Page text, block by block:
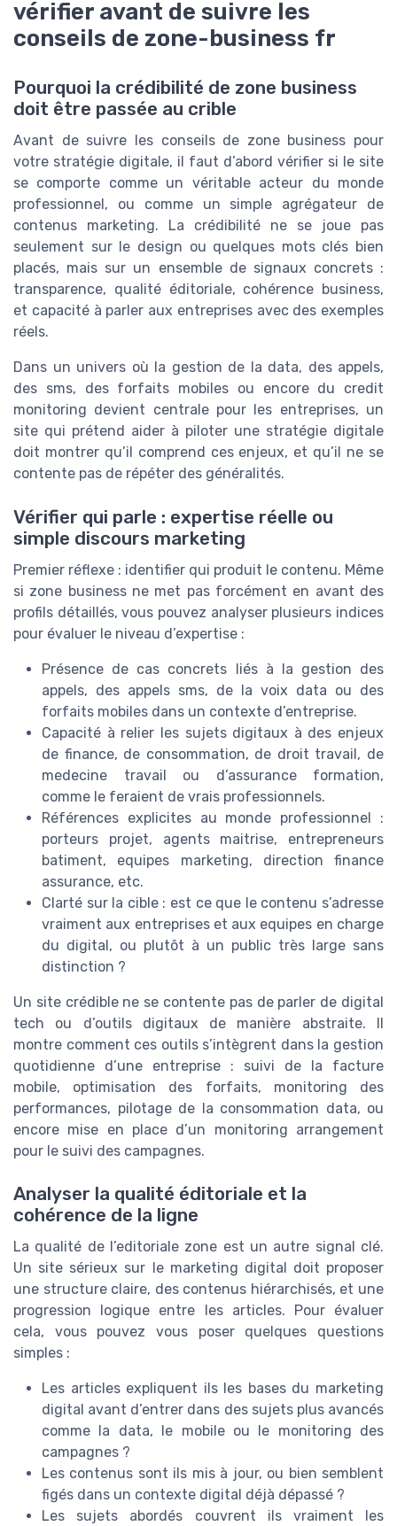
vérifier avant de suivre les
conseils de zone-business fr
Pourquoi la crédibilité de zone business
doit être passée au crible
Avant de suivre les conseils de zone business pour
votre stratégie digitale, il faut d’abord vérifier si le site
se comporte comme un véritable acteur du monde
professionnel, ou comme un simple agrégateur de
contenus marketing. La crédibilité ne se joue pas
seulement sur le design ou quelques mots clés bien
placés, mais sur un ensemble de signaux concrets :
transparence, qualité éditoriale, cohérence business,
et capacité à parler aux entreprises avec des exemples
réels.
Dans un univers où la gestion de la data, des appels,
des sms, des forfaits mobiles ou encore du credit
monitoring devient centrale pour les entreprises, un
site qui prétend aider à piloter une stratégie digitale
doit montrer qu’il comprend ces enjeux, et qu’il ne se
contente pas de répéter des généralités.
Vérifier qui parle : expertise réelle ou
simple discours marketing
Premier réflexe : identifier qui produit le contenu. Même
si zone business ne met pas forcément en avant des
profils détaillés, vous pouvez analyser plusieurs indices
pour évaluer le niveau d’expertise :
Présence de cas concrets liés à la gestion des
appels, des appels sms, de la voix data ou des
forfaits mobiles dans un contexte d’entreprise.
Capacité à relier les sujets digitaux à des enjeux
de finance, de consommation, de droit travail, de
medecine travail ou d’assurance formation,
comme le feraient de vrais professionnels.
Références explicites au monde professionnel :
porteurs projet, agents maitrise, entrepreneurs
batiment, equipes marketing, direction finance
assurance, etc.
Clarté sur la cible : est ce que le contenu s’adresse
vraiment aux entreprises et aux equipes en charge
du digital, ou plutôt à un public très large sans
distinction ?
Un site crédible ne se contente pas de parler de digital
tech ou d’outils digitaux de manière abstraite. Il
montre comment ces outils s’intègrent dans la gestion
quotidienne d’une entreprise : suivi de la facture
mobile, optimisation des forfaits, monitoring des
performances, pilotage de la consommation data, ou
encore mise en place d’un monitoring arrangement
pour le suivi des campagnes.
Analyser la qualité éditoriale et la
cohérence de la ligne
La qualité de l’editoriale zone est un autre signal clé.
Un site sérieux sur le marketing digital doit proposer
une structure claire, des contenus hiérarchisés, et une
progression logique entre les articles. Pour évaluer
cela, vous pouvez vous poser quelques questions
simples :
Les articles expliquent ils les bases du marketing
digital avant d’entrer dans des sujets plus avancés
comme la data, le mobile ou le monitoring des
campagnes ?
Les contenus sont ils mis à jour, ou bien semblent
figés dans un contexte digital déjà dépassé ?
Les sujets abordés couvrent ils vraiment les